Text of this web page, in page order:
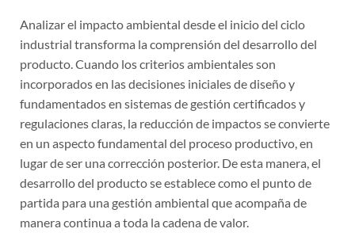
Analizar el impacto ambiental desde el inicio del ciclo
industrial transforma la comprensión del desarrollo del
producto. Cuando los criterios ambientales son
incorporados en las decisiones iniciales de diseño y
fundamentados en sistemas de gestión certificados y
regulaciones claras, la reducción de impactos se convierte
en un aspecto fundamental del proceso productivo, en
lugar de ser una corrección posterior. De esta manera, el
desarrollo del producto se establece como el punto de
partida para una gestión ambiental que acompaña de
manera continua a toda la cadena de valor.